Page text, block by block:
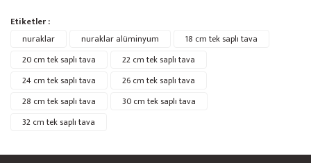
Bu ürüne ilk yorumu siz yapın!
Yorum Yaz
Ürün hakkında henüz soru sorulmamış.
Soru Sor
Bu ürünün fiyat bilgisi, resim, ürün açıklamalarında ve diğer konularda
yetersiz gördüğünüz noktaları öneri formunu kullanarak tarafımıza
iletebilirsiniz.
Görüş ve önerileriniz için teşekkür ederiz.
Ürün fiyatı diğer sitelerden daha pahalı.
Etiketler :
nuraklar
nuraklar alüminyum
18 cm tek saplı tava
20 cm tek saplı tava
22 cm tek saplı tava
24 cm tek saplı tava
26 cm tek saplı tava
28 cm tek saplı tava
30 cm tek saplı tava
32 cm tek saplı tava